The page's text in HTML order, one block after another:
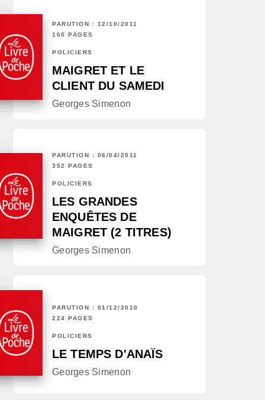
PARUTION : 12/10/2011
160 PAGES
POLICIERS
MAIGRET ET LE
CLIENT DU SAMEDI
Georges Simenon
PARUTION : 06/04/2011
352 PAGES
POLICIERS
LES GRANDES
ENQUÊTES DE
MAIGRET (2 TITRES)
Georges Simenon
PARUTION : 01/12/2010
224 PAGES
POLICIERS
LE TEMPS D'ANAÏS
Georges Simenon